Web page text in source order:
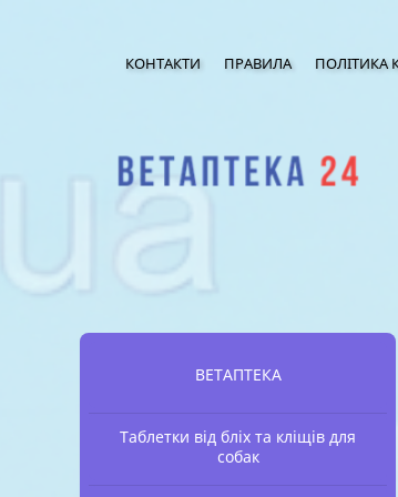
КОНТАКТИ ПРАВИЛА ПОЛІТИКА
ВЕТАПТЕКА
Таблетки від бліх та кліщів для
собак